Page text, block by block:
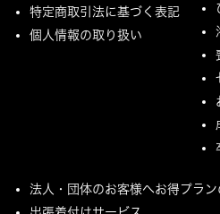
特定商取引法に基づく表記
個人情報の取り扱い
法人・団体のお客様へお得プラン